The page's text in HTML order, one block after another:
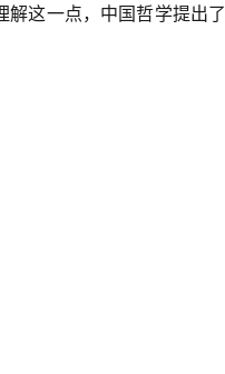
解这一点，中国哲学提出了